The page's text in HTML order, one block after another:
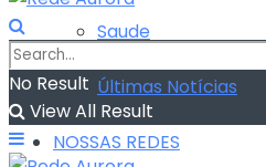
Saude
Últimas Notícias
NOSSAS REDES
No Result
View All Result